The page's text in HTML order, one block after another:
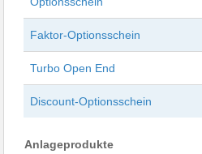
Faktor-Optionsschein
Turbo Open End
Discount-Optionsschein
Anlageprodukte